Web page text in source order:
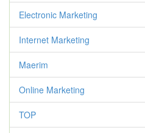
Electronic Marketing
Internet Marketing
Maerim
Online Marketing
TOP